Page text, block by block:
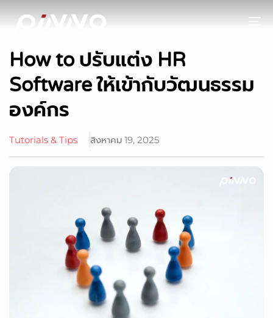
How to ปรับแต่ง HR
Software ให้เข้ากับวัฒนธรรม
องค์กร
Tutorials & Tips สิงหาคม 19, 2025